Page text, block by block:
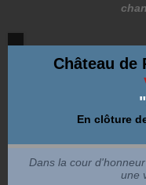
Château de
En clôture
Dans la cour
une